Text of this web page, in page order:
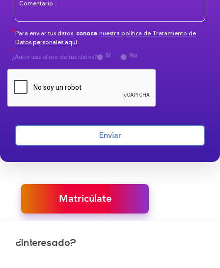
Para enviar tus datos,conoce nuestra política de Tratamiento de
Datos personales aquí
¿Autorizas el uso de tus datos?
Sí No
Enviar
Matricúlate
¿Interesado?